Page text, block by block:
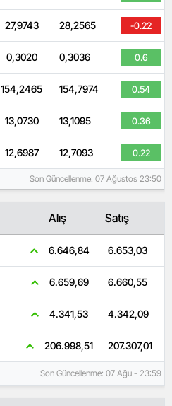
27,9743 28,2565 -0.22
0,3020 0,3036 0.6
154,2465 154,7974 0.54
13,0730 13,1095 0.36
12,6987 12,7093 0.22
Son Güncellenme: 07 Ağustos 23:50
Alış Satış
6.646,84 6.653,03
6.659,69 6.660,55
4.341,53 4.342,09
206.998,51 207.307,01
Son Güncellenme: 07 Ağu - 23:59